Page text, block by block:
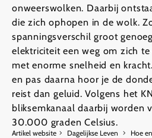
onweerswolken. Daarbij
die zich ophopen in de wolk.
spanningsverschil groot
elektriciteit een weg om zich
met enorme snelheid en
en pas daarna hoor je de
reist dan geluid. Volgens het
bliksemkanaal daarbij worden
30.000 graden Celsius.
Artikel website Dagelijkse Leven Hoe